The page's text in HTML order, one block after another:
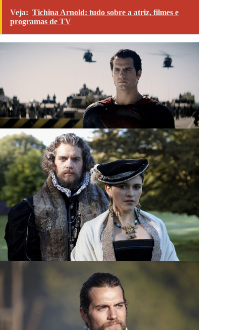
Veja: Tichina Arnold: tudo sobre a atriz, filmes e
programas de TV